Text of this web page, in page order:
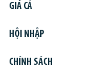
GIÁ CẢ
HỘI NHẬP
CHÍNH SÁCH